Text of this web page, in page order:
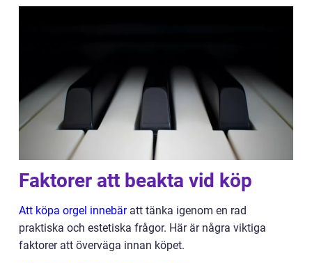
Faktorer att beakta vid köp
Att köpa orgel innebäratt tänka igenom en rad
praktiska och estetiska frågor. Här är några viktiga
faktorer att överväga innan köpet.